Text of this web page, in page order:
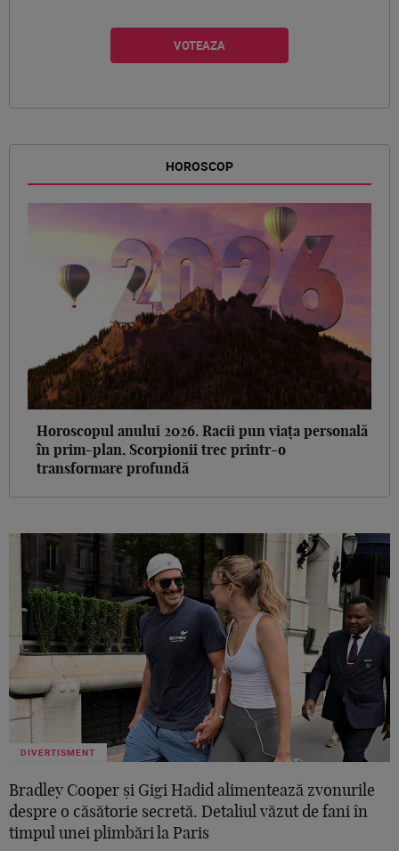
HOROSCOP
Horoscopul anului 2026. Racii pun viața personală
în prim-plan, Scorpionii trec printr-o
transformare profundă
DIVERTISMENT
Bradley Cooper și Gigi Hadid alimentează zvonurile
despre o căsătorie secretă. Detaliul văzut de fani în
timpul unei plimbări la Paris